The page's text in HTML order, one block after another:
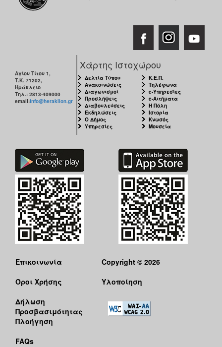
Αγίου Τίτου 1,
Τ.Κ. 71202,
Ηράκλειο
Τηλ.: 2813-409000
email:info@heraklion.gr
Χάρτης Ιστοχώρου
Δελτία Τύπου
Ανακοινώσεις
Διαγωνισμοί
Προσλήψεις
Διαβουλεύσεις
Εκδηλώσεις
Ο Δήμος
Υπηρεσίες
Κ.Ε.Π.
Τηλέφωνα
e-Υπηρεσίες
e-Αιτήματα
Η Πόλη
Ιστορία
Κνωσός
Μουσεία
Επικοινωνία
Όροι Χρήσης
Δήλωση
Προσβασιμότητας
Πλοήγηση
FAQs
Copyright © 2026
Υλοποίηση